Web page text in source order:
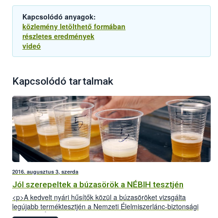
Kapcsolódó anyagok:
közlemény letölthető formában
részletes eredmények
videó
Kapcsolódó tartalmak
2016. augusztus 3, szerda
Jól szerepeltek a búzasörök a NÉBIH tesztjén
<p>A kedvelt nyári hűsítők közül a búzasöröket vizsgálta
legújabb terméktesztjén a Nemzeti Élelmiszerlánc-biztonsági
Hivatal (NÉBIH). A Szupermenta projektben 18 terméket